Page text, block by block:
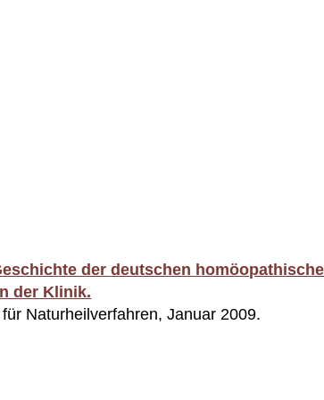
der deutschen
der Klinik.
Naturheilverfahren, Januar 2009.